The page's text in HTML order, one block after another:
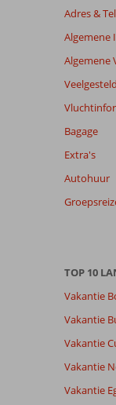
4*
Adres &
Algemene
Algemene
Bagage
Extra's
Autohuur
TOP 10
Vakantie
Vakantie
Vakantie
Vakantie
Vakantie